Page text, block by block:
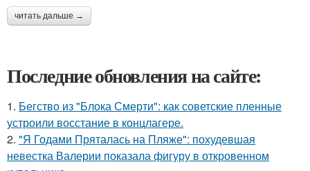
читать дальше →
Последние обновления на сайте:
1. Бегство из "Блока Смерти": как советские пленные
устроили восстание в концлагере.
2. "Я Годами Пряталась на Пляже": похудевшая
невестка Валерии показала фигуру в откровенном